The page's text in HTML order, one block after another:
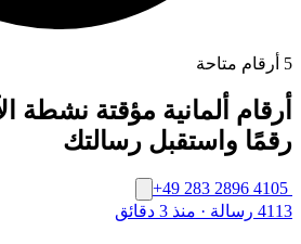
5 أرقام متاحة
رقمًا واستقبل رسالتك
+49 283 2896 4105
4113 رسالة
· منذ 3 دقائق